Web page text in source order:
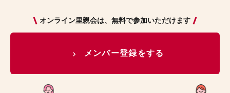
オンライン里親会は、無料で参加いただけます
メンバー登録をする